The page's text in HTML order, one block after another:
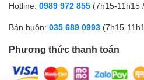
Hotline: 0989 972 855 (7h15-11h15
Bán buôn: 035 689 0993 (7h15-
Phương thức thanh toán